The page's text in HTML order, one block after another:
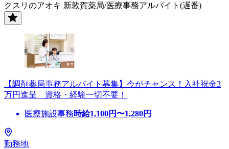
クスリのアオキ 新敦賀薬局/医療事務アルバイト(遅番)
【調剤薬局事務アルバイト募集】今がチャンス！入社祝金3
万円進呈 資格・経験一切不要！
医療施設事務時給1,100円〜1,280円
勤務地